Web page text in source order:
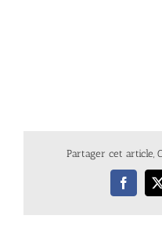
Partager cet article,